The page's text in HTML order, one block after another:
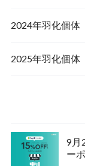
新潟県十日町市
山梨県甲斐市産
佐賀県神埼郡神
福島県南会津
宮城県栗原市産
茨城県小美玉市
三重県いなべ
岩手県奥州市産
山形県西置賜郡
山梨県韮崎市産
2024年羽化個体
青森県十和田市
新潟県東蒲原
2025年羽化個体
茨城県稲敷郡産
9月
ー